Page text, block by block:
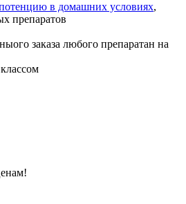
в домашних условиях,
препаратов
заказа любого препаратан на